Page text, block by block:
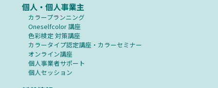
個人・個人事業主
カラープランニング
Oneselfcolor 講座
⾊彩検定 対策講座
カラータイプ認定講座・カラーセミナー
オンライン講座
個人事業者サポート
個人セッション